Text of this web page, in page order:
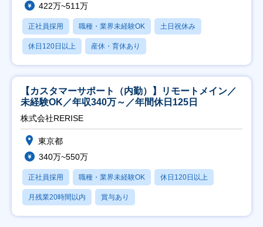
422万~511万
正社員採用 職種・業界未経験OK 土日祝休み
休日120日以上 産休・育休あり
【カスタマーサポート（内勤）】リモートメイン／
未経験OK／年収340万～／年間休日125日
株式会社RERISE
東京都
340万~550万
正社員採用 職種・業界未経験OK 休日120日以上
月残業20時間以内 賞与あり